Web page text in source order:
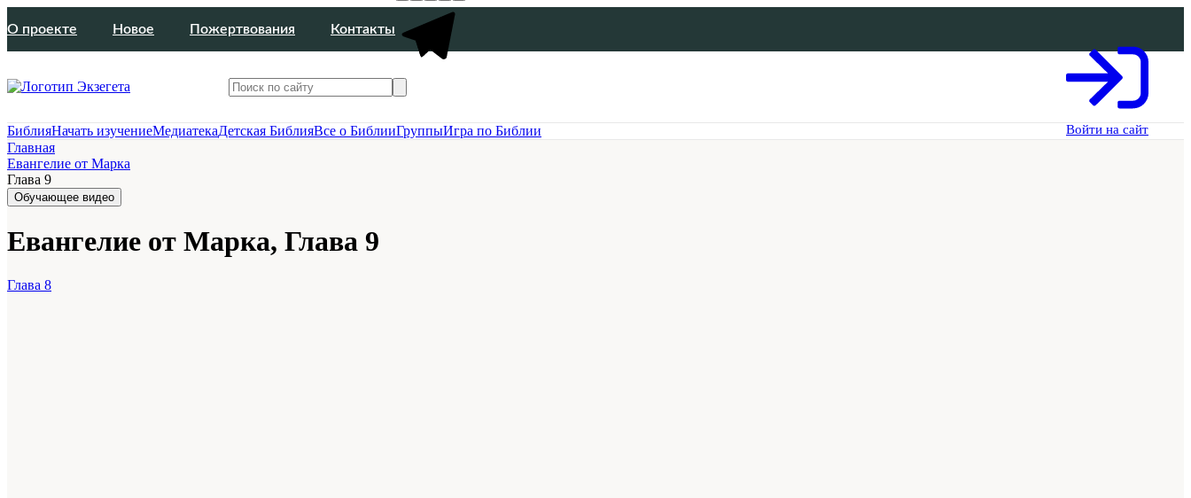
О проекте Новое Пожертвования Контакты
Войти на сайт
БиблияНачать изучениеМедиатекаДетская БиблияВсе о БиблииГруппыИгра по Библии
Главная
Евангелие от Марка
Глава 9
Обучающее видео
Евангелие от Марка, Глава 9
Глава 8